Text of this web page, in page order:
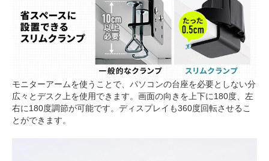
モニターアームを使うことで、パソコンの台座を必要としない分
広々とデスク上を使用できます。画面の向きを上下に180度、左
右に180度調節が可能です。ディスプレイも360度回転させるこ
とができます。